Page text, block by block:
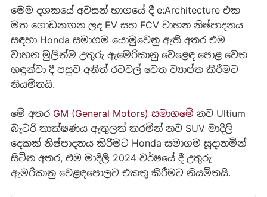
මෙම දශකයේ අවසන් භාගයේ දී e:Architecture එක
මත ගොඩනඟන ලද EV සහ FCV වාහන නිෂ්පාදනය
සඳහා Honda සමාගම යොමුවෙනු ඇති අතර එම
වාහන මුලින්ම උතුරු ඇමෙරිකානු වෙළෙඳ පොළ වෙත
හඳුන්වා දී පසුව අනිත් රටවල් වෙත ව්‍යාප්ත කිරීමට
නියමිතයි.
මේ අතර GM (General Motors) සමාගමේ නව Ultium
බැටරි තාක්ෂණය ඇතුලත් කරමින් නව SUV මාදිලි
දෙකක් නිෂ්පාදනය කිරීමට Honda සමාගම සූදානමින්
සිටින අතර, එම මාදිලි 2024 වර්ෂයේ දී උතුරු
ඇමරිකානු වෙළඳපොලට එකතු කිරීමට නියමිතයි.